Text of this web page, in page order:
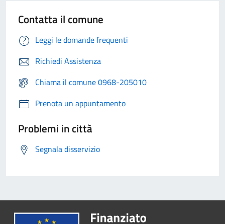
Contatta il comune
Leggi le domande frequenti
Richiedi Assistenza
Chiama il comune 0968-205010
Prenota un appuntamento
Problemi in città
Segnala disservizio